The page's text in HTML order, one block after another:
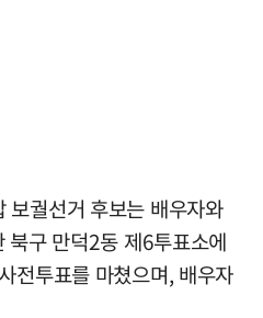
보궐선거 후보는 배우자와
북구 만덕2동 제6투표소에
전투표를 마쳤으며, 배우자